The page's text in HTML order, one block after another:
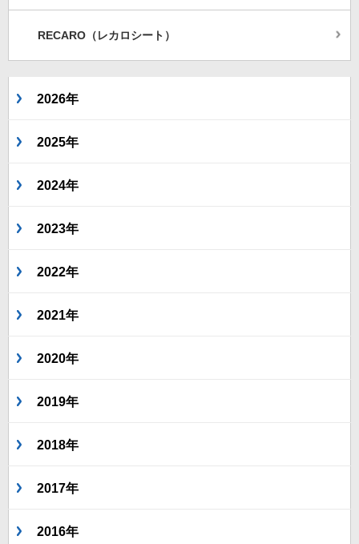
RECARO（レカロシート）
2026年
2025年
2024年
2023年
2022年
2021年
2020年
2019年
2018年
2017年
2016年